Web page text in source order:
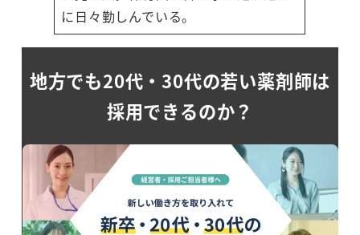
に日々勤しんでいる。
地方でも20代・30代の若い薬剤師は
採用できるのか？